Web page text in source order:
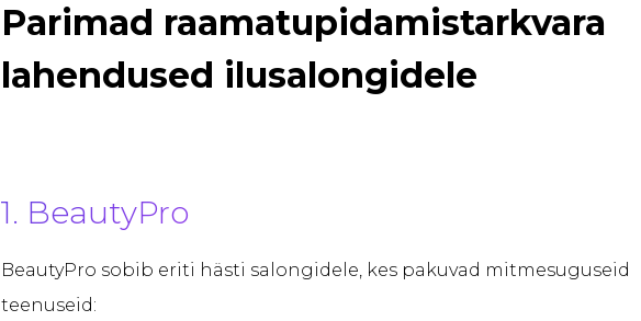
Parimad raamatupidamistarkvara
lahendused ilusalongidele
1. BeautyPro
BeautyPro sobib eriti hästi salongidele, kes pakuvad mitmesuguseid
teenuseid: